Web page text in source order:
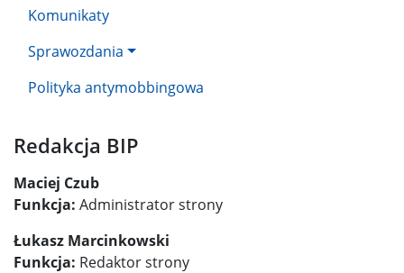
Komunikaty
Sprawozdania
Polityka antymobbingowa
Redakcja BIP
Maciej Czub
Funkcja: Administrator strony
Łukasz Marcinkowski
Funkcja: Redaktor strony